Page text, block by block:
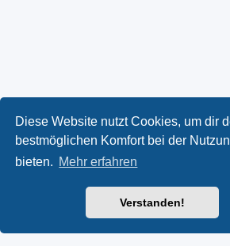
Diese Website nutzt Cookies, um dir
bestmöglichen Komfort bei der
bieten. Mehr erfahren
Verstanden!